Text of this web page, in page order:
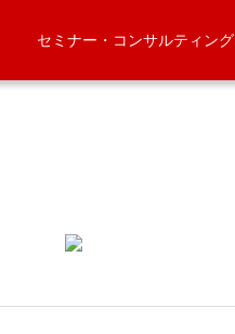
セミナー・コンサルティング